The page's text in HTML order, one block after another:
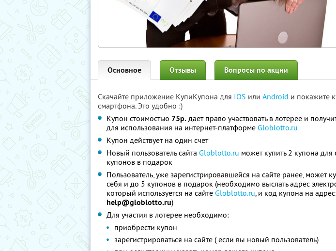
Основное Отзывы Вопросы по акции
Скачайте приложение КупиКупона для IOS или Android и покажите
смартфона. Это удобно :)
Купон стоимостью 75р. дает право участвовать в лотерее и
для использования на интернет-платформе Globlotto.ru
Купон действует на один счет
Новый пользователь сайта Globlotto.ru может купить 2 купона для
купонов в подарок
Пользователь, уже зарегистрировавшейся на сайте ранее, может
себя и до 5 купонов в подарок (необходимо выслать адрес
который используется на сайте Globlotto.ru, и код купона на
help@globlotto.ru)
Для участия в лотерее необходимо:
приобрести купон
зарегистрироваться на сайте ( если вы новый пользователь)